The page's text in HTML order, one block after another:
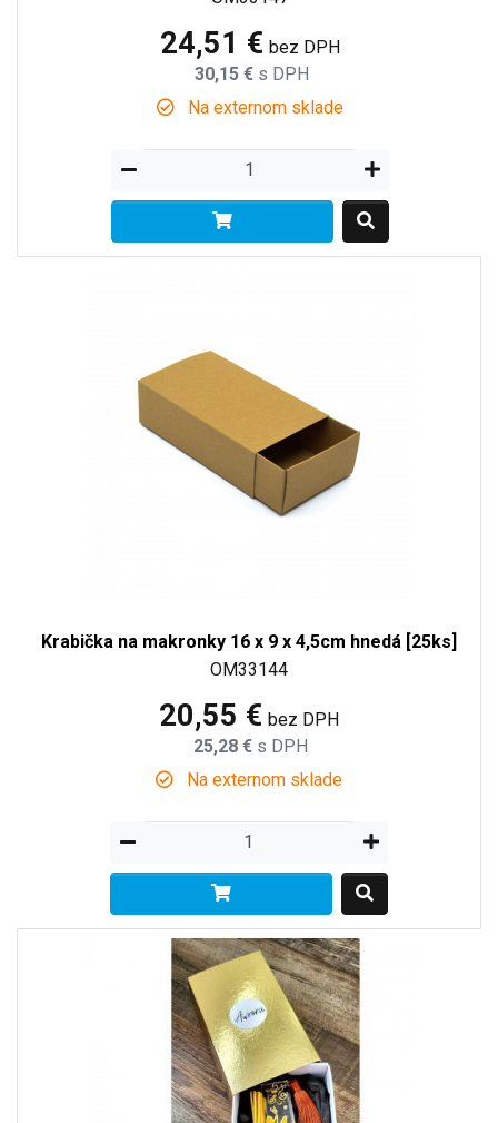
24,51 € bez DPH
30,15 € s DPH
Na externom sklade
Krabička na makronky 16 x 9 x 4,5cm hnedá [25ks]
OM33144
20,55 € bez DPH
25,28 € s DPH
Na externom sklade